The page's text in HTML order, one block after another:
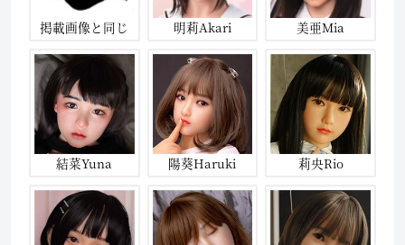
掲載画像と同じ 明莉Akari 美亜Mia
結菜Yuna 陽葵Haruki 莉央Rio